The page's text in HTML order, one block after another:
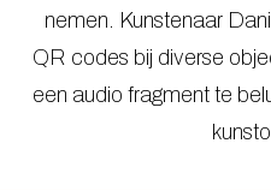
nemen. Kunstenaar
QR codes bij diverse
een audio fragment te